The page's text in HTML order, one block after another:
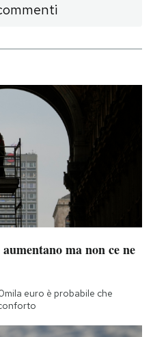
ma non ce ne
euro è probabile che